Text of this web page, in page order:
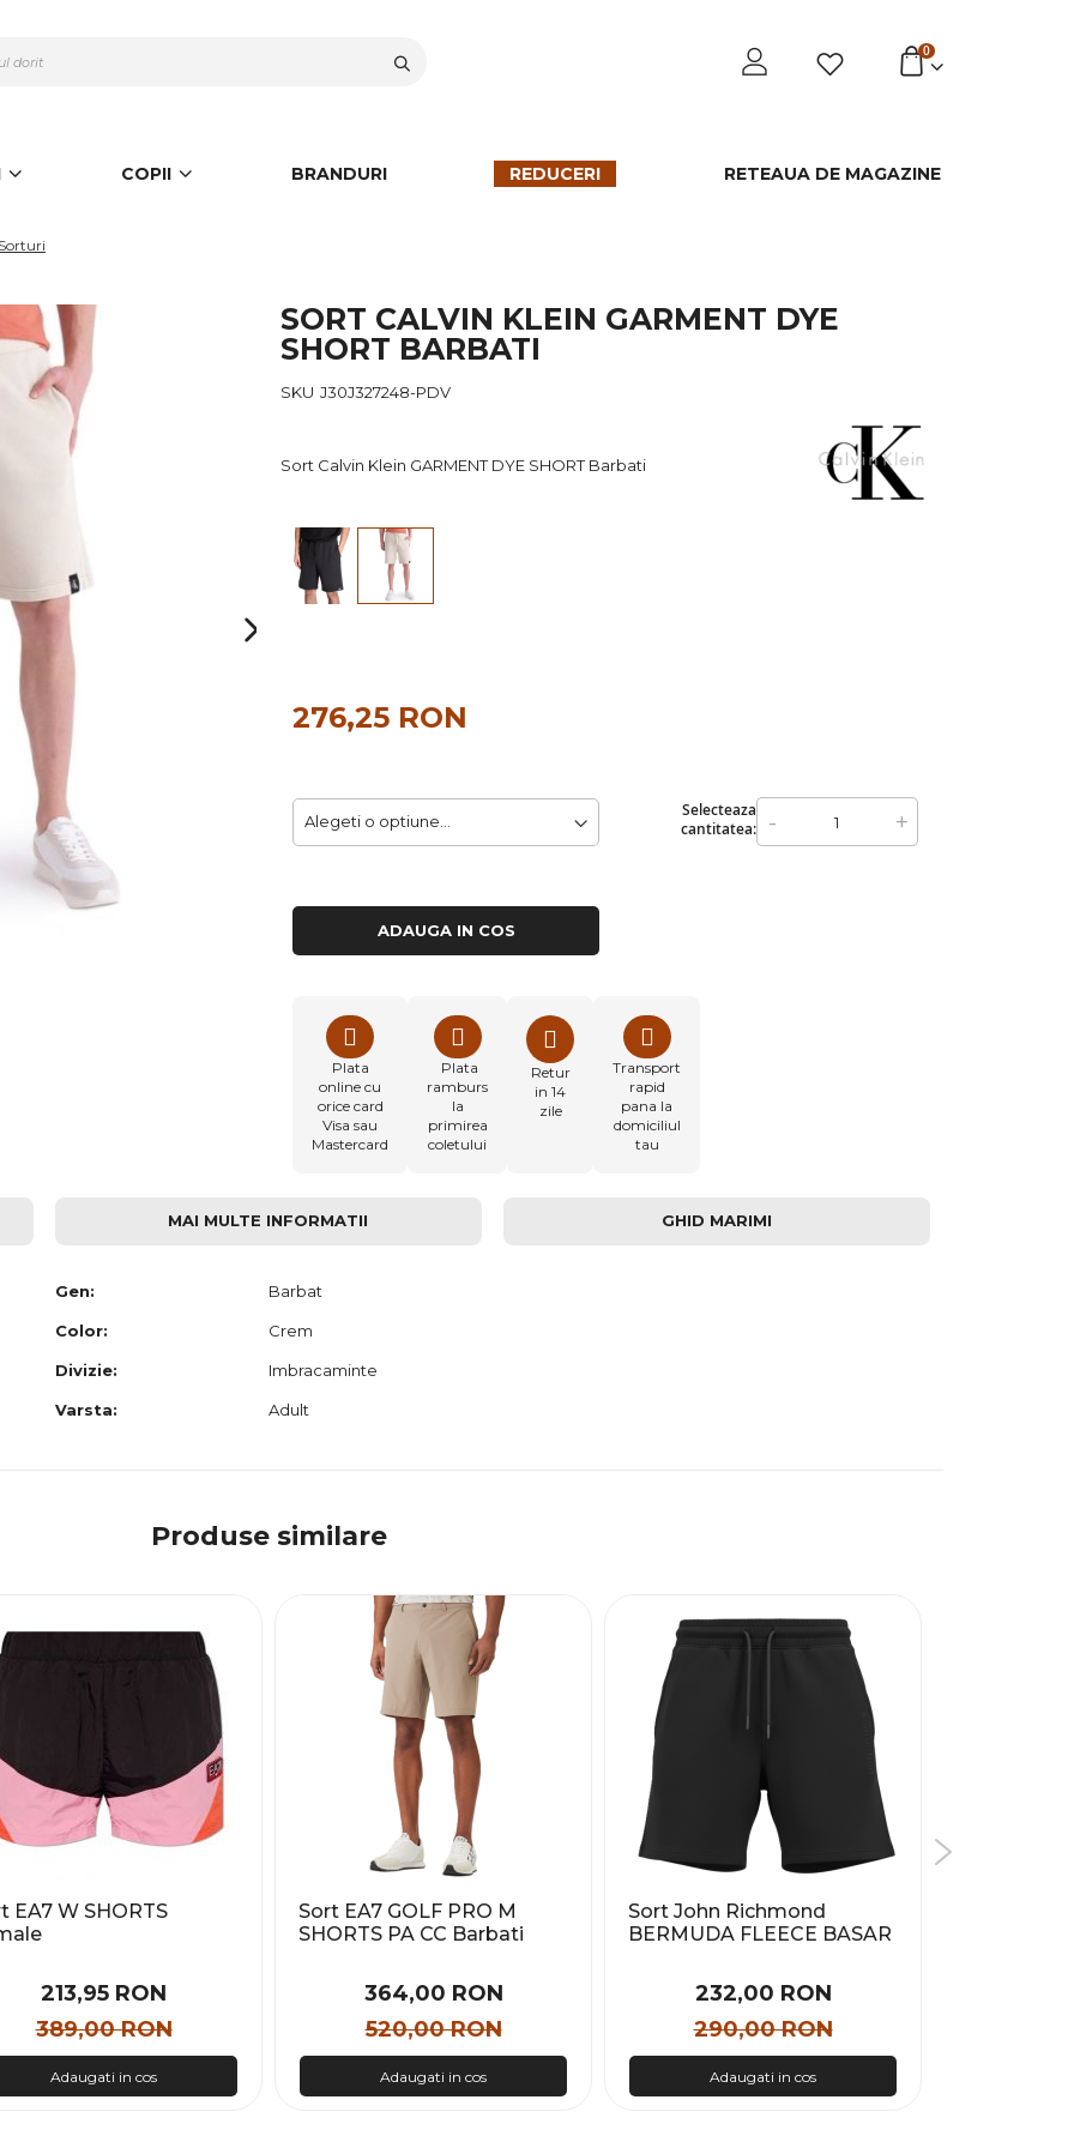
0
COPII BRANDURI REDUCERI RETEAUA DE MAGAZINE
SORT CALVIN KLEIN GARMENT DYE
SHORT BARBATI
SKU J30J327248-PDV
Sort Calvin Klein GARMENT DYE SHORT Barbati
Selecteaza
cantitatea:
- +
276,25 RON
ADAUGA IN COS
Plata
online cu
orice card
Visa sau
Mastercard
Plata
ramburs
la
primirea
coletului
Retur
in 14
zile
Transport
rapid
pana la
domiciliul
tau
MAI MULTE INFORMATII
Gen: Barbat
Color: Crem
Divizie: Imbracaminte
Varsta: Adult
GHID MARIMI
Produse similare
EA7 W SHORTS
213,95 RON
389,00 RON
Adaugati in cos
Sort EA7 GOLF PRO M
SHORTS PA CC Barbati
364,00 RON
520,00 RON
Adaugati in cos
Sort John Richmond
BERMUDA FLEECE BASAR
232,00 RON
290,00 RON
Adaugati in cos